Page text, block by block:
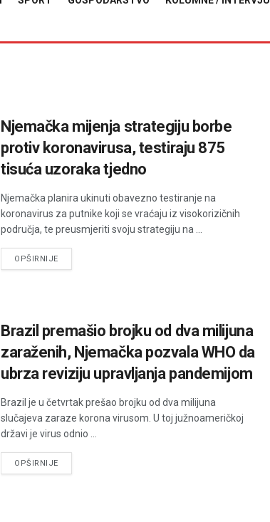
Njemačka mijenja strategiju borbe
protiv koronavirusa, testiraju 875
tisuća uzoraka tjedno
Njemačka planira ukinuti obavezno testiranje na
koronavirus za putnike koji se vraćaju iz visokorizičnih
područja, te preusmjeriti svoju strategiju na ...
OPŠIRNIJEDETAILS
Brazil premašio brojku od dva milijuna
zaraženih, Njemačka pozvala WHO da
ubrza reviziju upravljanja pandemijom
Brazil je u četvrtak prešao brojku od dva milijuna
slučajeva zaraze korona virusom. U toj južnoameričkoj
državi je virus odnio ...
OPŠIRNIJEDETAILS